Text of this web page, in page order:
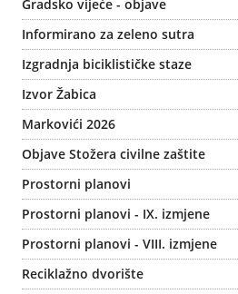
Gradsko vijeće - objave
Informirano za zeleno sutra
Izgradnja biciklističke staze
Izvor Žabica
Markovići 2026
Objave Stožera civilne zaštite
Prostorni planovi
Prostorni planovi - IX. izmjene
Prostorni planovi - VIII. izmjene
Reciklažno dvorište